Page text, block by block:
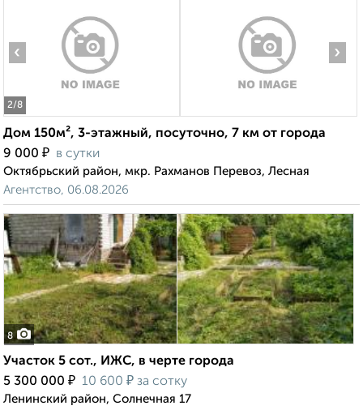
2/8
‹ ›
Дом 150м², 3-этажный, посуточно, 7 км от города
9 000 ₽ в сутки
Октябрьский район, мкр. Рахманов Перевоз, Лесная
Агентство, 06.08.2026
8
Участок 5 сот., ИЖС, в черте города
5 300 000 ₽ 10 600 ₽ за сотку
Ленинский район, Солнечная 17